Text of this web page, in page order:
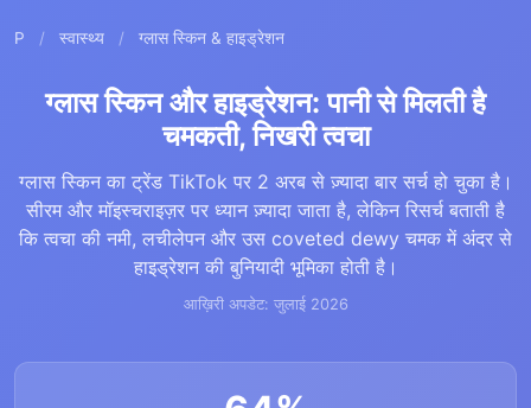
P / स्वास्थ्य / ग्लास स्किन & हाइड्रेशन
ग्लास स्किन और हाइड्रेशन: पानी से मिलती है
चमकती, निखरी त्वचा
ग्लास स्किन का ट्रेंड TikTok पर 2 अरब से ज़्यादा बार सर्च हो चुका है।
सीरम और मॉइस्चराइज़र पर ध्यान ज़्यादा जाता है, लेकिन रिसर्च बताती है
कि त्वचा की नमी, लचीलेपन और उस coveted dewy चमक में अंदर से
हाइड्रेशन की बुनियादी भूमिका होती है।
आख़िरी अपडेट: जुलाई 2026